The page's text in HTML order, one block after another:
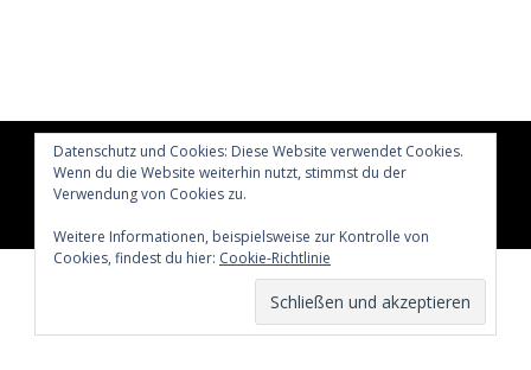
Datenschutz und Cookies: Diese Website verwendet Cookies.
Wenn du die Website weiterhin nutzt, stimmst du der
Verwendung von Cookies zu.
Weitere Informationen, beispielsweise zur Kontrolle von
Cookies, findest du hier: Cookie-Richtlinie
Copyright © 2026Glücklich märchenhaft lebenAll Rights
Reserved.